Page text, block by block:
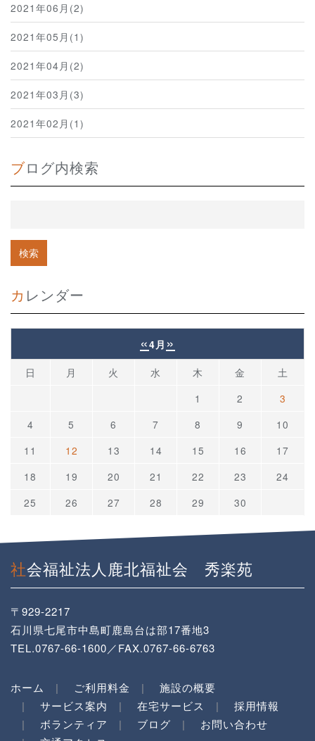
2021年06月(2)
2021年05月(1)
2021年04月(2)
2021年03月(3)
2021年02月(1)
ブログ内検索
カレンダー
«4月 »
日 月 火 水 木 金
土
1
2
3
4
5 6 7 8 9
10
11
12 13 14 15 16
17
18
19 20 21 22 23
24
25
26 27 28 29 30
社会福祉法人鹿北福祉会 秀楽苑
〒929-2217
石川県七尾市中島町鹿島台は部17番地3
TEL.0767-66-1600／FAX.0767-66-6763
ホーム ご利用料金
施設の概要
サービス案内
在宅サービス
採用情報
ボランティア
ブログ
お問い合わせ